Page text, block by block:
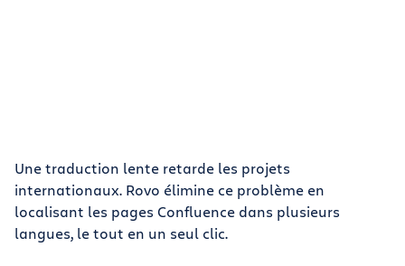
Une traduction lente retarde les projets
internationaux. Rovo élimine ce problème en
localisant les pages Confluence dans plusieurs
langues, le tout en un seul clic.